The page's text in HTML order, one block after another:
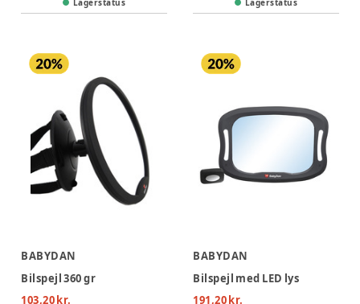
Lagerstatus Lagerstatus
BABYDAN
Bilspejl 360 gr
103,20 kr.
BABYDAN
Bilspejl med LED lys
191,20 kr.